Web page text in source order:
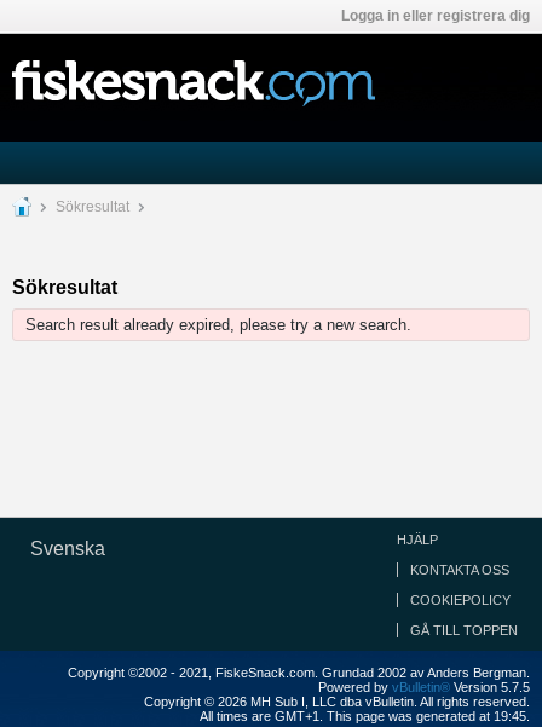
Logga in eller registrera dig
Sökresultat
Sökresultat
Search result already expired, please try a new search.
Svenska HJÄLP
KONTAKTA OSS
COOKIEPOLICY
GÅ TILL TOPPEN
Copyright ©2002 - 2021, FiskeSnack.com. Grundad 2002 av Anders Bergman.
Powered by vBulletin® Version 5.7.5
Copyright © 2026 MH Sub I, LLC dba vBulletin. All rights reserved.
All times are GMT+1. This page was generated at 19:45.